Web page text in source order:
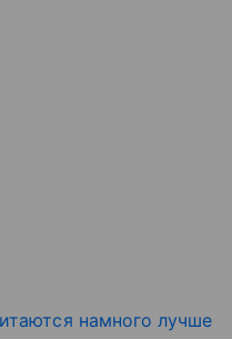
намного лучше